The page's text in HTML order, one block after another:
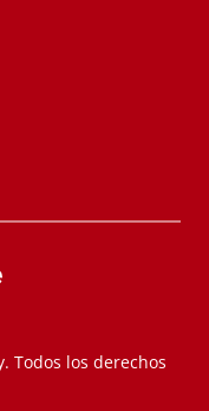
Todos los derechos